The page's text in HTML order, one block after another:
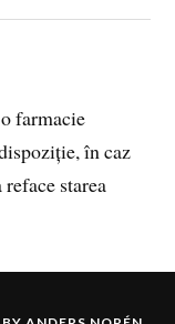
farmacie
în caz
starea